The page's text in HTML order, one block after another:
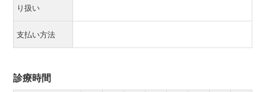
り扱い
支払い方法
診療時間